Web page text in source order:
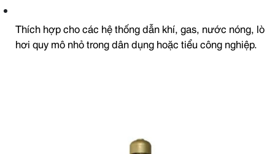
Thích hợp cho các hệ thống dẫn khí, gas, nước nóng, lò
hơi quy mô nhỏ trong dân dụng hoặc tiểu công nghiệp.